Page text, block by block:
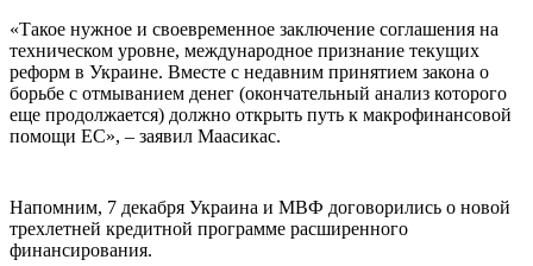
«Такое нужное и своевременное заключение соглашения на
техническом уровне, международное признание текущих
реформ в Украине. Вместе с недавним принятием закона о
борьбе с отмыванием денег (окончательный анализ которого
еще продолжается) должно открыть путь к макрофинансовой
помощи ЕС», – заявил Маасикас.
Напомним, 7 декабря Украина и МВФ договорились о новой
трехлетней кредитной программе расширенного
финансирования.